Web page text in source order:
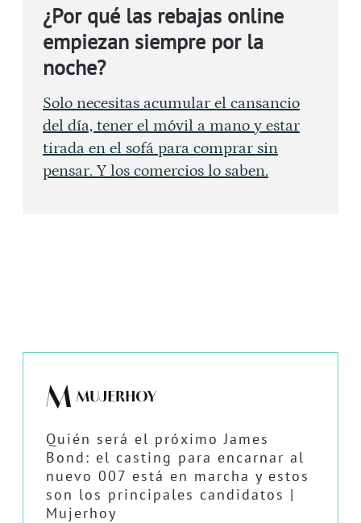
¿Por qué las rebajas online
empiezan siempre por la
noche?
Solo necesitas acumular el cansancio
del día, tener el móvil a mano y estar
tirada en el sofá para comprar sin
pensar. Y los comercios lo saben.
Quién será el próximo James
Bond: el casting para encarnar al
nuevo 007 está en marcha y estos
son los principales candidatos |
Mujerhoy